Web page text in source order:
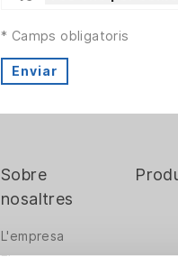
* Camps obligatoris
Enviar
Sobre
nosaltres
L'empresa
El repte